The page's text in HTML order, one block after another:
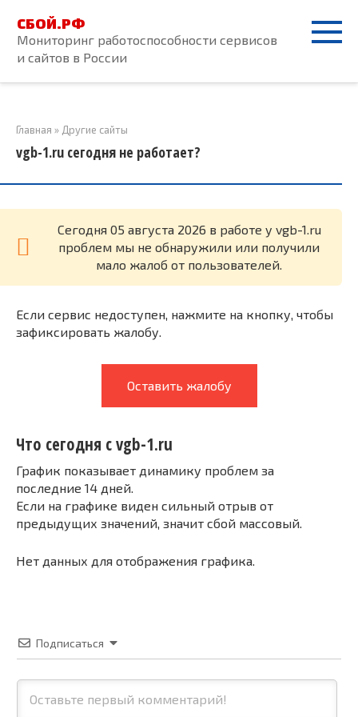
контенту
СБОЙ.РФ
Мониторинг работоспособности сервисов
и сайтов в России
Главная » Другие сайты
vgb-1.ru сегодня не работает?
Cегодня 05 августа 2026 в работе у vgb-1.ru
проблем мы не обнаружили или получили
мало жалоб от пользователей.
Если сервис недоступен, нажмите на кнопку, чтобы
зафиксировать жалобу.
Оставить жалобу
Что сегодня с vgb-1.ru
График показывает динамику проблем за
последние 14 дней.
Если на графике виден сильный отрыв от
предыдущих значений, значит сбой массовый.
Нет данных для отображения графика.
Подписаться